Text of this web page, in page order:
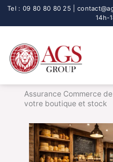
Aller
Assurance Commerce
votre boutique et stock